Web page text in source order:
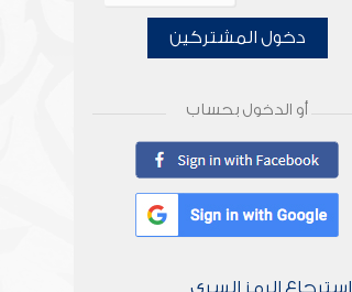
دخول المشتركين
أو الدخول بحساب
استرجاع الرمز السري